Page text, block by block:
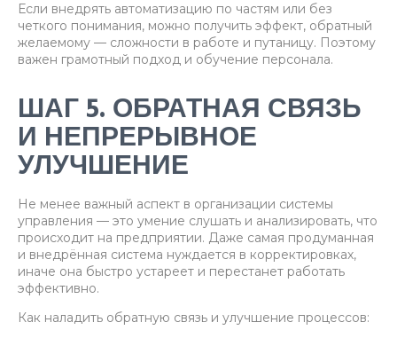
Если внедрять автоматизацию по частям или без
четкого понимания, можно получить эффект, обратный
желаемому — сложности в работе и путаницу. Поэтому
важен грамотный подход и обучение персонала.
ШАГ 5. ОБРАТНАЯ СВЯЗЬ
И НЕПРЕРЫВНОЕ
УЛУЧШЕНИЕ
Не менее важный аспект в организации системы
управления — это умение слушать и анализировать, что
происходит на предприятии. Даже самая продуманная
и внедрённая система нуждается в корректировках,
иначе она быстро устареет и перестанет работать
эффективно.
Как наладить обратную связь и улучшение процессов: